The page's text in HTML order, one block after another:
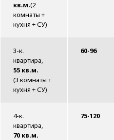
кв.м.(2
комнаты +
кухня + СУ)
3-к.
квартира,
55 кв.м.
(3 комнаты +
кухня + СУ)
60-96
4-к.
квартира,
70 кв.м.
75-120